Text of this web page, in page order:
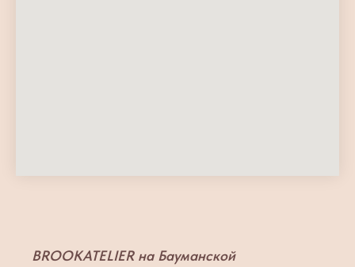
BROOKATELIER на Бауманской